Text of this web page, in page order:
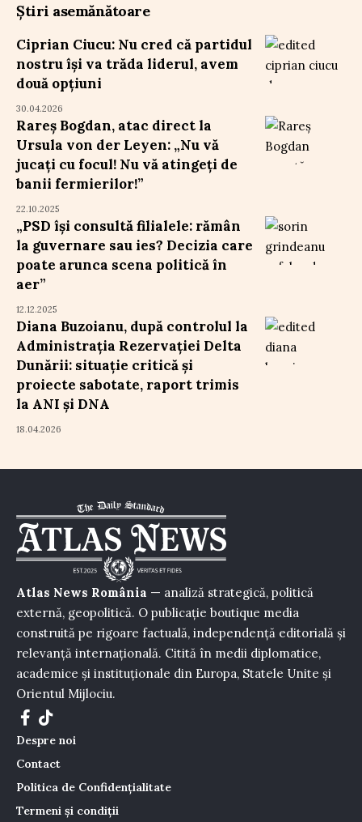
Știri asemănătoare
Ciprian Ciucu: Nu cred că partidul
nostru își va trăda liderul, avem
două opțiuni
30.04.2026
Rareș Bogdan, atac direct la
Ursula von der Leyen: „Nu vă
jucați cu focul! Nu vă atingeți de
banii fermierilor!”
22.10.2025
„PSD își consultă filialele: rămân
la guvernare sau ies? Decizia care
poate arunca scena politică în
aer”
12.12.2025
Diana Buzoianu, după controlul la
Administrația Rezervației Delta
Dunării: situație critică și
proiecte sabotate, raport trimis
la ANI și DNA
18.04.2026
Atlas News România — analiză strategică, politică
externă, geopolitică. O publicație boutique media
construită pe rigoare factuală, independență editorială și
relevanță internațională. Citită în medii diplomatice,
academice și instituționale din Europa, Statele Unite și
Orientul Mijlociu.
Despre noi
Contact
Politica de Confidențialitate
Termeni și condiții